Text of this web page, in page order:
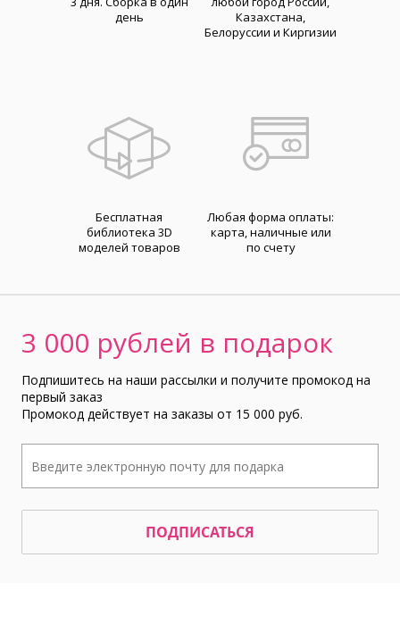
день
Казахстана,
Белоруссии и Киргизии
Бесплатная
библиотека 3D
моделей товаров
Любая форма оплаты:
карта, наличные или
по счету
3 000 рублей в подарок
Подпишитесь на наши рассылки и получите промокод на
первый заказ
Промокод действует на заказы от 15 000 руб.
ПОДПИСАТЬСЯ